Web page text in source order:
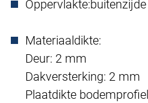
Oppervlakte:
Materiaaldikte:
Deur: 2 mm
Dakversterking: 2 mm
Plaatdikte